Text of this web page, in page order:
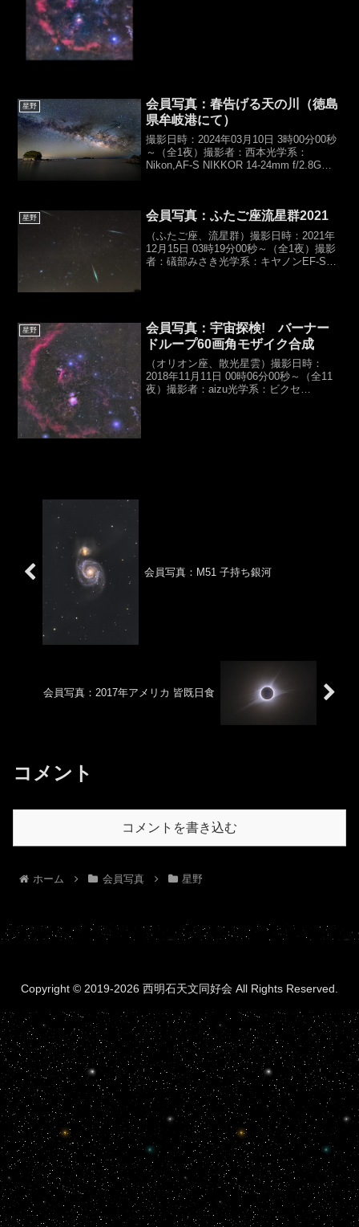
星野
会員写真：春告げる天の川（徳島
県牟岐港にて）
撮影日時：2024年03月10日 3時00分00秒
～（全1夜）撮影者：西本光学系：
Nikon,AF-S NIKKOR 14-24mm f/2.8G
星野 会員写真：ふたご座流星群2021
（ふたご座、流星群）撮影日時：2021年
12月15日 03時19分00秒～（全1夜）撮影
者：礒部みさき光学系：キヤノンEF-S10-
星野
会員写真：宇宙探検! バーナー
ドループ60画角モザイク合成
（オリオン座、散光星雲）撮影日時：
2018年11月11日 00時06分00秒～（全11
夜）撮影者：aizu光学系：ビクセ
会員写真：M51 子持ち銀河
会員写真：2017年アメリカ 皆既日食
コメント
コメントを書き込む
ホーム 会員写真 星野
Copyright © 2019-2026 西明石天文同好会 All Rights Reserved.